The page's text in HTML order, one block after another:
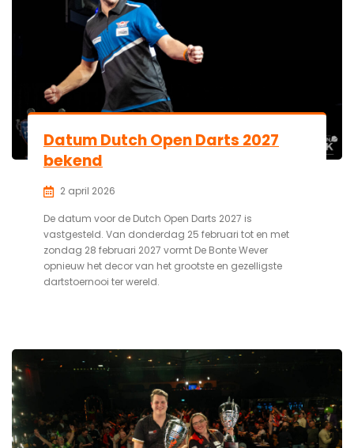
Datum Dutch Open Darts 2027
bekend
2 april 2026
De datum voor de Dutch Open Darts 2027 is
vastgesteld. Van donderdag 25 februari tot en met
zondag 28 februari 2027 vormt De Bonte Wever
opnieuw het decor van het grootste en gezelligste
dartstoernooi ter wereld.